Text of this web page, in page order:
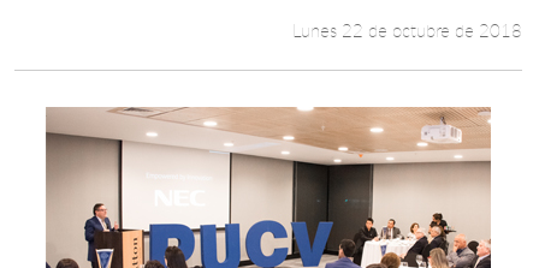
Lunes 22 de octubre de 2018